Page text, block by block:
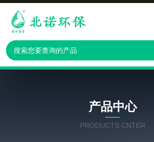
产品中心
PRODUCTS CNTER